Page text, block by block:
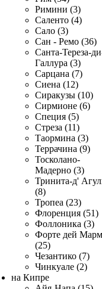
Римини (3)
Саленто (4)
Сало (3)
Сан - Ремо (36)
Санта-Тереза-
Галлура (3)
Сарцана (7)
Сиена (12)
Сиракузы (10)
Сирмионе (6)
Специя (5)
Стреза (11)
Таормина (3)
Террачина (9)
Тосколано-
Мадерно (3)
Тринита-д'
(8)
Тропеа (23)
Флоренция (51)
Фоллоника (3)
Форте дей
(25)
Чезантико (7)
Чинкуале (2)
на Кипре